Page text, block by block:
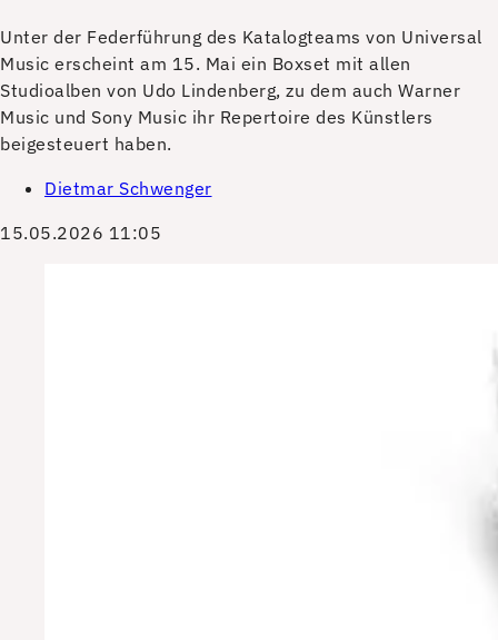
Unter der Federführung des Katalogteams von Universal
Music erscheint am 15. Mai ein Boxset mit allen
Studioalben von Udo Lindenberg, zu dem auch Warner
Music und Sony Music ihr Repertoire des Künstlers
beigesteuert haben.
Dietmar Schwenger
15.05.2026 11:05